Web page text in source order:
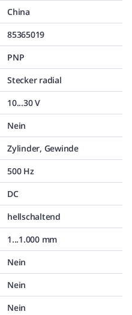
China
85365019
PNP
Stecker radial
10...30 V
Nein
Zylinder, Gewinde
500 Hz
DC
hellschaltend
1...1.000 mm
Nein
Nein
Nein